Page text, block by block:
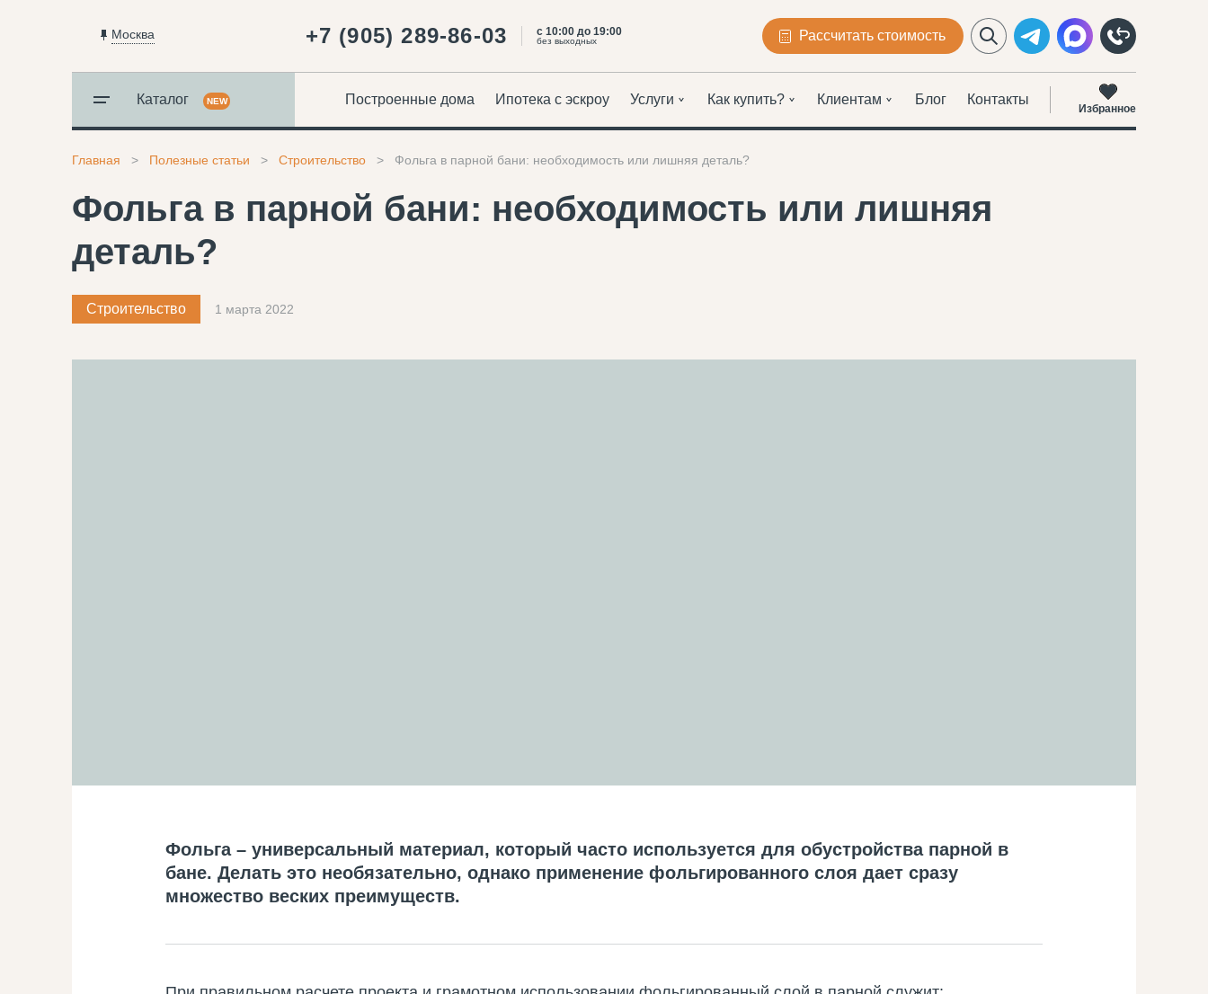
Москва +7 (905) 289-86-03 с 10:00 до 19:00
без выходных Рассчитать стоимость
Каталог NEW Построенные дома Ипотека с эскроу Услуги Как купить? Клиентам Блог Контакты
Избранное
Главная Полезные статьи Строительство Фольга в парной бани: необходимость или лишняя деталь?
Фольга в парной бани: необходимость или лишняя
деталь?
Строительство 1 марта 2022
Фольга – универсальный материал, который часто используется для обустройства парной в
бане. Делать это необязательно, однако применение фольгированного слоя дает сразу
множество веских преимуществ.